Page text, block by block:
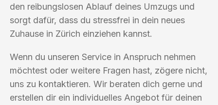
den reibungslosen Ablauf deines Umzugs und
sorgt dafür, dass du stressfrei in dein neues
Zuhause in Zürich einziehen kannst.
Wenn du unseren Service in Anspruch nehmen
möchtest oder weitere Fragen hast, zögere nicht,
uns zu kontaktieren. Wir beraten dich gerne und
erstellen dir ein individuelles Angebot für deinen